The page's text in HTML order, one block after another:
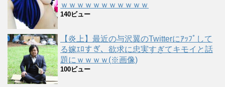
ｗｗｗｗｗｗｗｗｗｗｗ
140ビュー
【炎上】最近の与沢翼のTwitterにｱｯﾌﾟして
る嫁ｴﾛすぎ、欲求に忠実すぎてキモイと話
題にｗｗｗｗ(※画像)
100ビュー